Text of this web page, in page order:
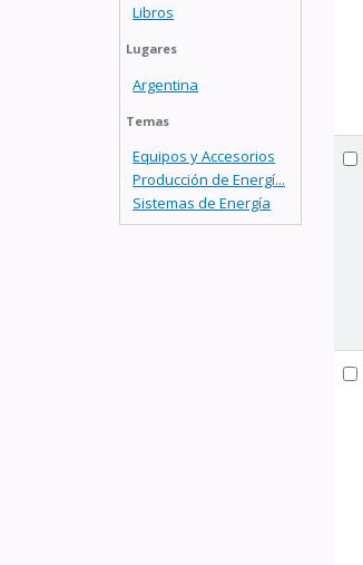
Libros
Lugares
Argentina
Temas
Equipos y Accesorios
Producción de Energí...
Sistemas de Energía